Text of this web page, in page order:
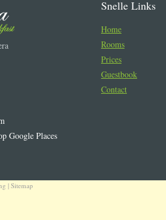
Google Places
| Sitemap
Snelle Links
Home
Rooms
Prices
Guestbook
Contact